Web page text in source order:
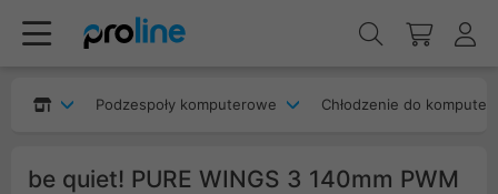
Podzespoły komputerowe Chłodzenie do
be quiet! PURE WINGS 3 140mm PWM